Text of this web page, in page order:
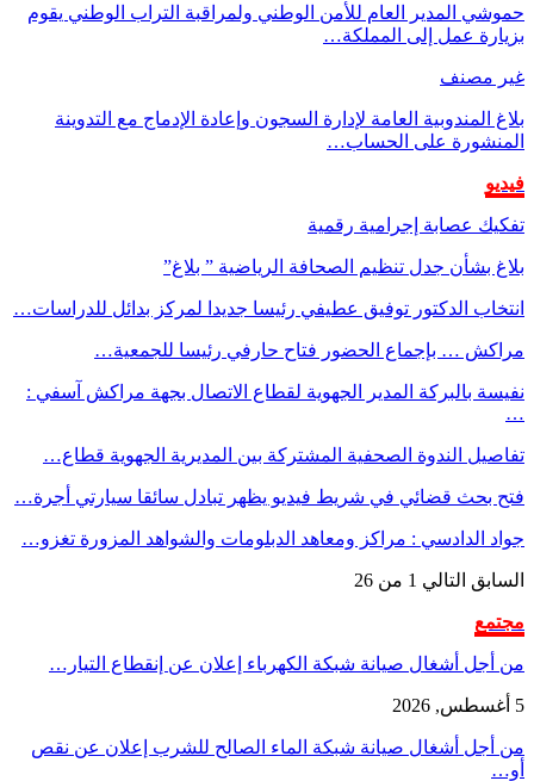
حموشي المدير العام للأمن الوطني ولمراقبة التراب الوطني يقوم
بزيارة عمل إلى المملكة…
غير مصنف
بلاغ المندوبية العامة لإدارة السجون وإعادة الإدماج مع التدوينة
المنشورة على الحساب…
فيديو
تفكيك عصابة إجرامية رقمية
بلاغ بشأن جدل تنظيم الصحافة الرياضية ” بلاغ”
انتخاب الدكتور توفيق عطيفي رئيسا جديدا لمركز بدائل للدراسات…
مراكش … بإجماع الحضور فتاح حارفي رئيسا للجمعية…
نفيسة بالبركة المدير الجهوية لقطاع الاتصال بجهة مراكش آسفي :
…
تفاصيل الندوة الصحفية المشتركة بين المديرية الجهوية قطاع…
فتح بحث قضائي في شريط فيديو يظهر تبادل سائقا سيارتي أجرة…
جواد الدادسي : مراكز ومعاهد الدبلومات والشواهد المزورة تغزو…
السابق التالي 1 من 26
مجتمع
من أجل أشغال صيانة شبكة الكهرباء إعلان عن إنقطاع التيار…
5 أغسطس, 2026
من أجل أشغال صيانة شبكة الماء الصالح للشرب إعلان عن نقص
أو…